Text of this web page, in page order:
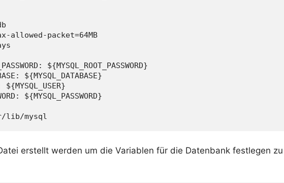
allowed-packet=64MB
${MYSQL_ROOT_PASSWORD}
${MYSQL_DATABASE}
${MYSQL_USER}
${MYSQL_PASSWORD}
lib/mysql
erstellt werden um die Variablen für die Datenbank festlegen zu